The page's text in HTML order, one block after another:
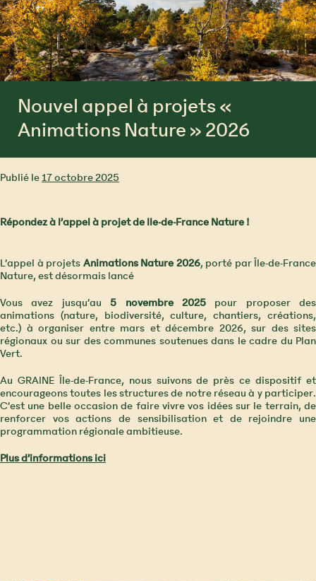
Nouvel appel à projets «
Animations Nature » 2026
Publié le17 octobre 2025
Répondez à l’appel à projet de Ile-de-France Nature !
L’appel à projetsAnimations Nature 2026, porté par Île-de-France
Nature, est désormais lancé
Vous avez jusqu’au5 novembre 2025pour proposer des
animations (nature, biodiversité, culture, chantiers, créations,
etc.) à organiser entre mars et décembre 2026, sur des sites
régionaux ou sur des communes soutenues dans le cadre du Plan
Vert.
Au GRAINE Île-de-France, nous suivons de près ce dispositif et
encourageons toutes les structures de notre réseau à y participer.
C’est une belle occasion de faire vivre vos idées sur le terrain, de
renforcer vos actions de sensibilisation et de rejoindre une
programmation régionale ambitieuse.
Plus d’informations ici